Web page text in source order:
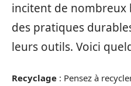
incitent de
des pratiques
leurs outils. Voici
Recyclage : Pensez à